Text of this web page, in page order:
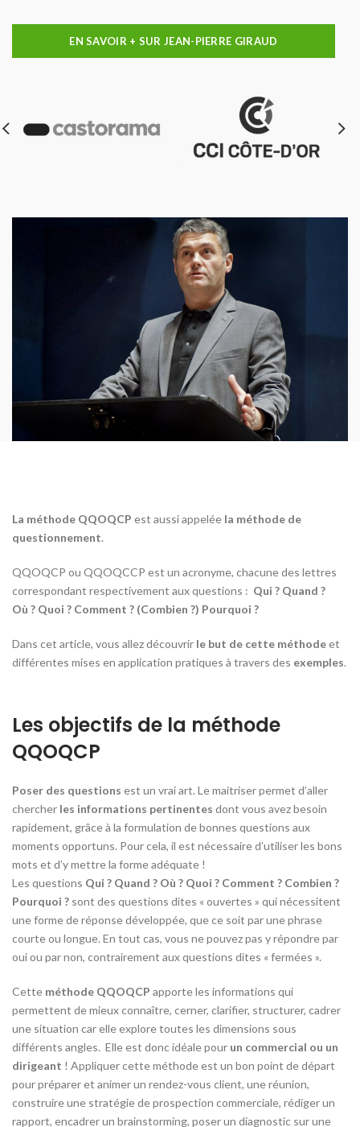
EN SAVOIR + SUR JEAN-PIERRE GIRAUD
La méthode QQOQCP est aussi appelée la méthode de
questionnement.
QQOQCP ou QQOQCCP est un acronyme, chacune des lettres
correspondant respectivement aux questions : Qui ? Quand ?
Où ? Quoi ? Comment ? (Combien ?) Pourquoi ?
Dans cet article, vous allez découvrir le but de cette méthodeet
différentes mises en application pratiques à travers des exemples.
Les objectifs de la méthode
QQOQCP
Poser des questions est un vrai art. Le maitriser permet d’aller
chercher les informations pertinentes dont vous avez besoin
rapidement, grâce à la formulation de bonnes questions aux
moments opportuns. Pour cela, il est nécessaire d’utiliser les bons
mots et d’y mettre la forme adéquate !
Les questions Qui ? Quand ? Où ? Quoi ? Comment ? Combien ?
Pourquoi ? sont des questions dites « ouvertes » qui nécessitent
une forme de réponse développée, que ce soit par une phrase
courte ou longue. En tout cas, vous ne pouvez pas y répondre par
oui ou par non, contrairement aux questions dites « fermées ».
Cette méthode QQOQCP apporte les informations qui
permettent de mieux connaître, cerner, clarifier, structurer, cadrer
une situation car elle explore toutes les dimensions sous
différents angles. Elle est donc idéale pour un commercial ou un
dirigeant ! Appliquer cette méthode est un bon point de départ
pour préparer et animer un rendez-vous client, une réunion,
construire une stratégie de prospection commerciale, rédiger un
rapport, encadrer un brainstorming, poser un diagnostic sur une